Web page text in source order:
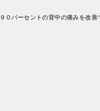
０パーセントの背中の痛みを改善